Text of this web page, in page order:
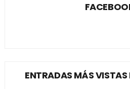
ENTRADAS MÁS VISTAS